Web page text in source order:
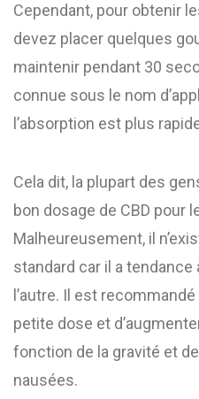
Cependant, pour obtenir
devez placer quelques
maintenir pendant 30
connue sous le nom
l’absorption est plus
Cela dit, la plupart des
bon dosage de CBD pour
Malheureusement, il
standard car il a tendance
l’autre. Il est
petite dose et
fonction de la gravité et
nausées.